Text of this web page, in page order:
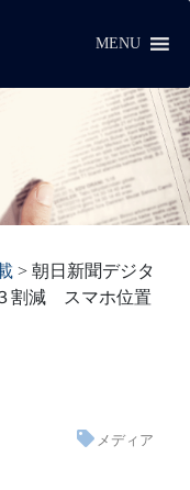
MENU
> 朝日新聞デジタ
割減 スマホ位置
メディア